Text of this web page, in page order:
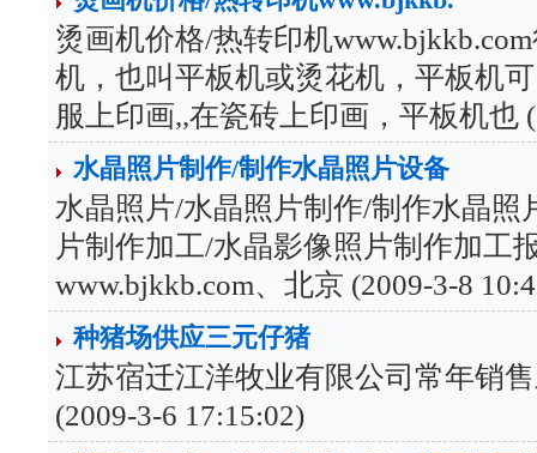
烫画机价格/热转印机
机，也叫平板机或烫花机，平板机
服上印画,,在瓷砖上印画，平板机也
水晶照片制作/制作水晶照片设备
水晶照片/水晶照片制作/制作水晶照
片制作加工/水晶影像照片制作加工
www.bjkkb.com、北京 (2009-3-8
种猪场供应三元仔猪
江苏宿迁江洋牧业有限公司常年销
(2009-3-6 17:15:02)